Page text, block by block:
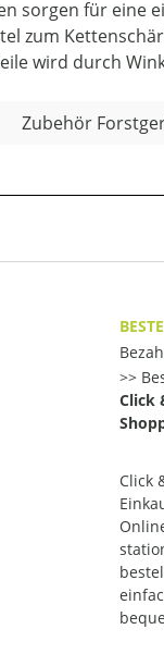
sorgen für eine
zum
wird durch
Zubehör
Click
Click